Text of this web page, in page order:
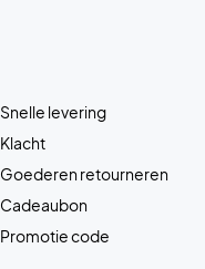
Snelle levering
Klacht
Goederen retourneren
Cadeaubon
Promotie code